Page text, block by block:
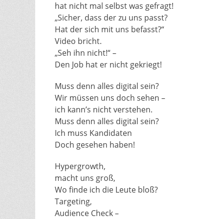
hat nicht mal selbst was gefragt!
„Sicher, dass der zu uns passt?
Hat der sich mit uns befasst?“
Video bricht.
„Seh ihn nicht!“ –
Den Job hat er nicht gekriegt!
Muss denn alles digital sein?
Wir müssen uns doch sehen –
ich kann’s nicht verstehen.
Muss denn alles digital sein?
Ich muss Kandidaten
Doch gesehen haben!
Hypergrowth,
macht uns groß,
Wo finde ich die Leute bloß?
Targeting,
Audience Check –